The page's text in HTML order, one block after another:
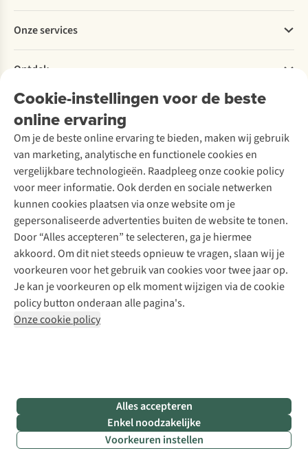
Cookie-instellingen voor de beste
online ervaring
Om je de beste online ervaring te bieden, maken wij gebruik
van marketing, analytische en functionele cookies en
vergelijkbare technologieën. Raadpleeg onze cookie policy
voor meer informatie. Ook derden en sociale netwerken
kunnen cookies plaatsen via onze website om je
gepersonaliseerde advertenties buiten de website te tonen.
Door “Alles accepteren” te selecteren, ga je hiermee
akkoord. Om dit niet steeds opnieuw te vragen, slaan wij je
voorkeuren voor het gebruik van cookies voor twee jaar op.
Je kan je voorkeuren op elk moment wijzigen via de cookie
policy button onderaan alle pagina's.
Onze cookie policy
Alles accepteren
Enkel noodzakelijke
Voorkeuren instellen
Betalen
Levering
Retourneren
Bestelling herroepen
Garantie
Contact
Explore More
Verantwoord ondernemen
Over Ayacucho
Onze winkels
Over A.S.Adventure
Toegankelijkheidsverklaring
Onze services
Ski-onderhoud
Wasservice
Schoenonderhoud
Schoenherstelling
Kledingherstelling
Retouches
Voor bedrijven
Ontdek
A.S.Magazine
Podcast
Explore Academy
Explore Camp
Gear Check
Inspiratie & advies
Meld je aan voor de nieuwsbrief
Follow us
Disclaimer Privacy Policy
Algemene voorwaarden
Cookie Policy